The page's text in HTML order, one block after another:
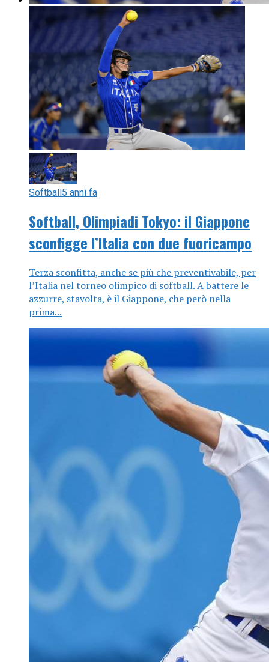
Softball 5 anni fa
Softball, Olimpiadi Tokyo: il Giappone
sconfigge l’Italia con due fuoricampo
Terza sconfitta, anche se più che preventivabile, per
l’Italia nel torneo olimpico di softball. A battere le
azzurre, stavolta, è il Giappone, che però nella
prima...